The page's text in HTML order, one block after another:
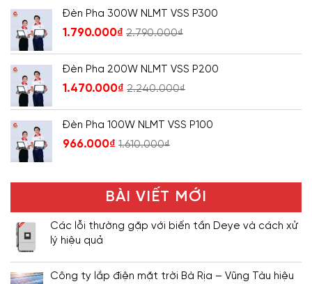
Đèn Pha 300W NLMT VSS P300
1.790.000₫ 2.790.000₫
Đèn Pha 200W NLMT VSS P200
1.470.000₫ 2.240.000₫
Đèn Pha 100W NLMT VSS P100
966.000₫ 1.610.000₫
BÀI VIẾT MỚI
Các lỗi thường gặp với biến tần Deye và cách xử
lý hiệu quả
Công ty lắp điện mặt trời Bà Rịa – Vũng Tàu hiệu